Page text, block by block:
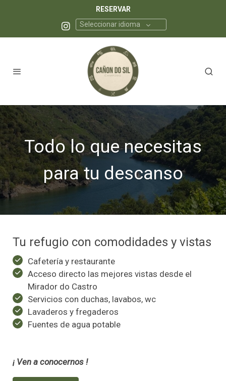
RESERVAR
Seleccionar idioma
Todo lo que necesitas
para tu descanso
Tu refugio con comodidades y vistas
Cafetería y restaurante
Acceso directo las mejores vistas desde el
Mirador do Castro
Servicios con duchas, lavabos, wc
Lavaderos y fregaderos
Fuentes de agua potable
¡ Ven a conocernos !